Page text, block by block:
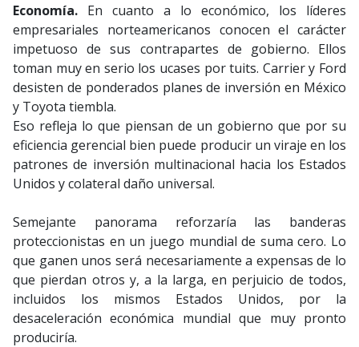
Economía. En cuanto a lo económico, los líderes
empresariales norteamericanos conocen el carácter
impetuoso de sus contrapartes de gobierno. Ellos
toman muy en serio los ucases por tuits. Carrier y Ford
desisten de ponderados planes de inversión en México
y Toyota tiembla.
Eso refleja lo que piensan de un gobierno que por su
eficiencia gerencial bien puede producir un viraje en los
patrones de inversión multinacional hacia los Estados
Unidos y colateral daño universal.
Semejante panorama reforzaría las banderas
proteccionistas en un juego mundial de suma cero. Lo
que ganen unos será necesariamente a expensas de lo
que pierdan otros y, a la larga, en perjuicio de todos,
incluidos los mismos Estados Unidos, por la
desaceleración económica mundial que muy pronto
produciría.